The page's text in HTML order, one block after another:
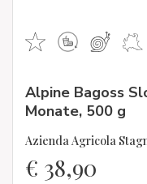
Alpine Bagoss
Monate, 500 g
Azienda Agricola
€ 38,90